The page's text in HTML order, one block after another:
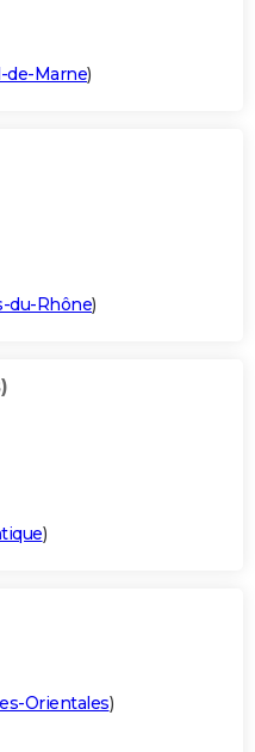
de-Marne)
du-Rhône)
)
Orientales)